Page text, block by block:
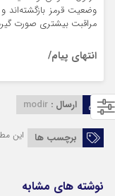
وضعیت قرمز بازگشته‌اند
مراقبت بیشتری صورت
انتهای پیام/
ارسال : modir
برچسب ها این
نوشته های مشابه